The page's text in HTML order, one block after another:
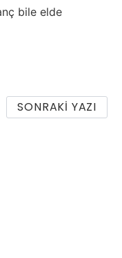
bile elde
SONRAKI YAZI